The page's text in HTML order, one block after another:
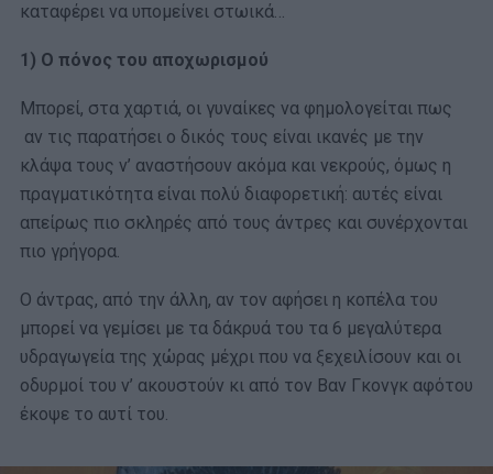
καταφέρει να υπομείνει στωικά…
1) Ο πόνος του αποχωρισμού
Μπορεί, στα χαρτιά, οι γυναίκες να φημολογείται πως
αν τις παρατήσει ο δικός τους είναι ικανές με την
κλάψα τους ν’ αναστήσουν ακόμα και νεκρούς, όμως η
πραγματικότητα είναι πολύ διαφορετική: αυτές είναι
απείρως πιο σκληρές από τους άντρες και συνέρχονται
πιο γρήγορα.
Ο άντρας, από την άλλη, αν τον αφήσει η κοπέλα του
μπορεί να γεμίσει με τα δάκρυά του τα 6 μεγαλύτερα
υδραγωγεία της χώρας μέχρι που να ξεχειλίσουν και οι
οδυρμοί του ν’ ακουστούν κι από τον Βαν Γκονγκ αφότου
έκοψε το αυτί του.